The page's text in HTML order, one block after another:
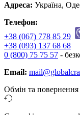
Адреса: Україна,
Телефон:
+38 (067) 778 85 29
+38 (093) 137 68 68
0 (800) 75 75 57 -
Email:
Обмін та повернення